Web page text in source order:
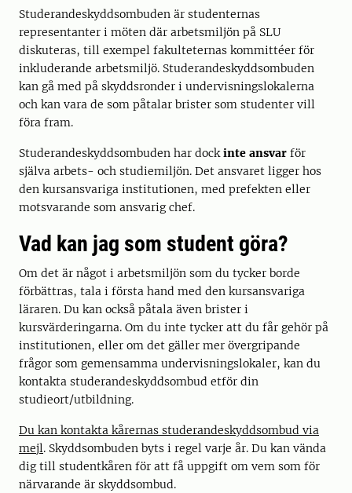
Studerandeskyddsombuden är studenternas
representanter i möten där arbetsmiljön på SLU
diskuteras, till exempel fakulteternas kommittéer för
inkluderande arbetsmiljö. Studerandeskyddsombuden
kan gå med på skyddsronder i undervisningslokalerna
och kan vara de som påtalar brister som studenter vill
föra fram.
Studerandeskyddsombuden har dockinte ansvar för
själva arbets- och studiemiljön. Det ansvaret ligger hos
den kursansvariga institutionen, med prefekten eller
motsvarande som ansvarig chef.
Vad kan jag som student göra?
Om det är något i arbetsmiljön som du tycker borde
förbättras, tala i första hand med den kursansvariga
läraren. Du kan också påtala även brister i
kursvärderingarna. Om du inte tycker att du får gehör på
institutionen, eller om det gäller mer övergripande
frågor som gemensamma undervisningslokaler, kan du
kontakta studerandeskyddsombud etför din
studieort/utbildning.
Du kan kontakta kårernas studerandeskyddsombud via
mejl. Skyddsombuden byts i regel varje år. Du kan vända
dig till studentkåren för att få uppgift om vem som för
närvarande är skyddsombud.